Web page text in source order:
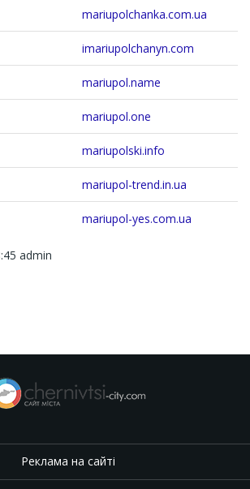
mariupolchanka.com.ua
imariupolchanyn.com
mariupol.name
mariupol.one
mariupolski.info
mariupol-trend.in.ua
mariupol-yes.com.ua
admin
Реклама на сайті